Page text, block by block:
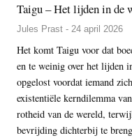
Taigu – Het lijden in de
Jules Prast - 24 april 2026
Het komt Taigu voor dat
en te weinig over het lijden
opgelost voordat iemand
existentiële kerndilemma
rotheid van de wereld,
bevrijding dichterbij te